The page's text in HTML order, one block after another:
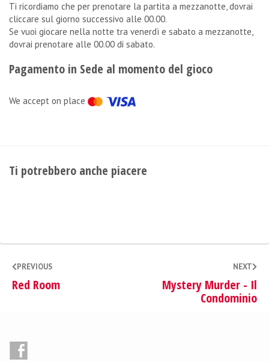
Ti ricordiamo che per prenotare la partita a mezzanotte, dovrai
cliccare sul giorno successivo alle 00.00.
Se vuoi giocare nella notte tra venerdì e sabato a mezzanotte,
dovrai prenotare alle 00.00 di sabato.
Pagamento in Sede al momento del gioco
We accept on place
Ti potrebbero anche piacere
PREVIOUS
Red Room
NEXT
Mystery Murder - Il
Condominio